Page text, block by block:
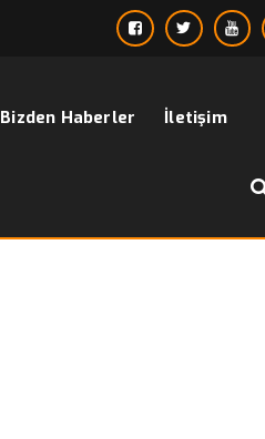
Bizden Haberler İletişim